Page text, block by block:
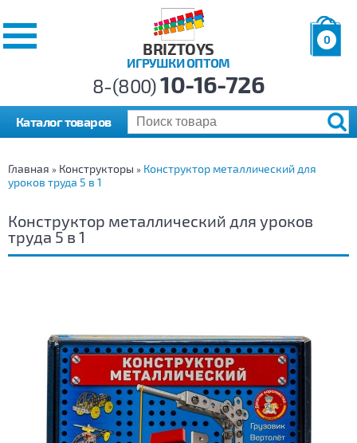
BRIZTOYS
ИГРУШКИ ОПТОМ
0
р.
8-(800)10-16-726
Каталог товаров
Главная » Конструкторы » Конструктор металлический для
уроков труда 5 в 1
Конструктор металлический для уроков
труда 5 в 1